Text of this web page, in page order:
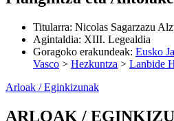
Titularra: Nicolas Sagarzazu
Agintaldia: XIII. Legealdia
Goragoko erakundeak: Eusko
Vasco > Hezkuntza > Lanbide
Arloak / Eginkizunak
ARLOAK /